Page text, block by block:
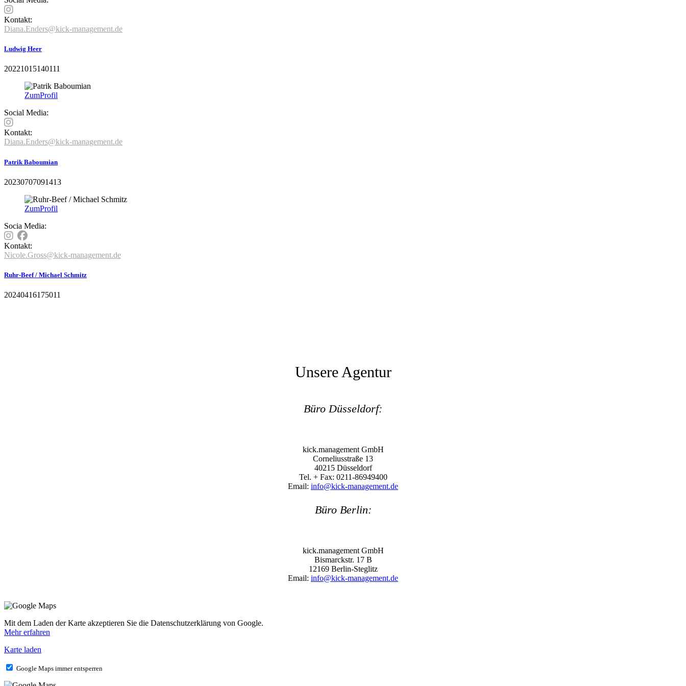
Kontakt:
Diana.Enders@kick-management.de
Ludwig Heer
20221015140111
ZumProfil
Social Media:
Kontakt:
Diana.Enders@kick-management.de
Patrik Baboumian
20230707091413
ZumProfil
Socia Media:
Kontakt:
Nicole.Gross@kick-management.de
Ruhr-Beef / Michael Schmitz
20240416175011
Unsere Agentur
Büro Düsseldorf:
kick.management GmbH
Corneliusstraße 13
40215 Düsseldorf
Tel. + Fax: 0211-86949400
Email: info@kick-management.de
Büro Berlin:
kick.management GmbH
Bismarckstr. 17 B
12169 Berlin-Steglitz
Email: info@kick-management.de
Mit dem Laden der Karte akzeptieren Sie die Datenschutzerklärung von Google.
Mehr erfahren
Karte laden
Google Maps immer entsperren